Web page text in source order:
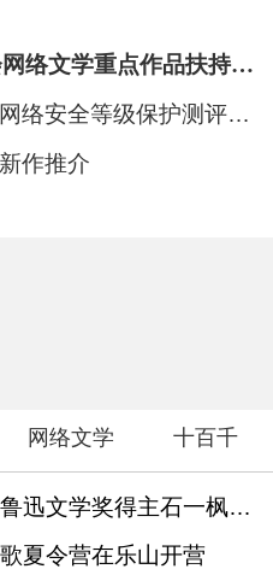
2026年度四川省作家协会网络文学重点作品扶持征集启事
保护测评服务项目比选结果公告
作推介
网络文学 十百千
北京作家协会副主席、鲁迅文学奖得主石一枫走进绵竹市采风
夏令营在乐山开营